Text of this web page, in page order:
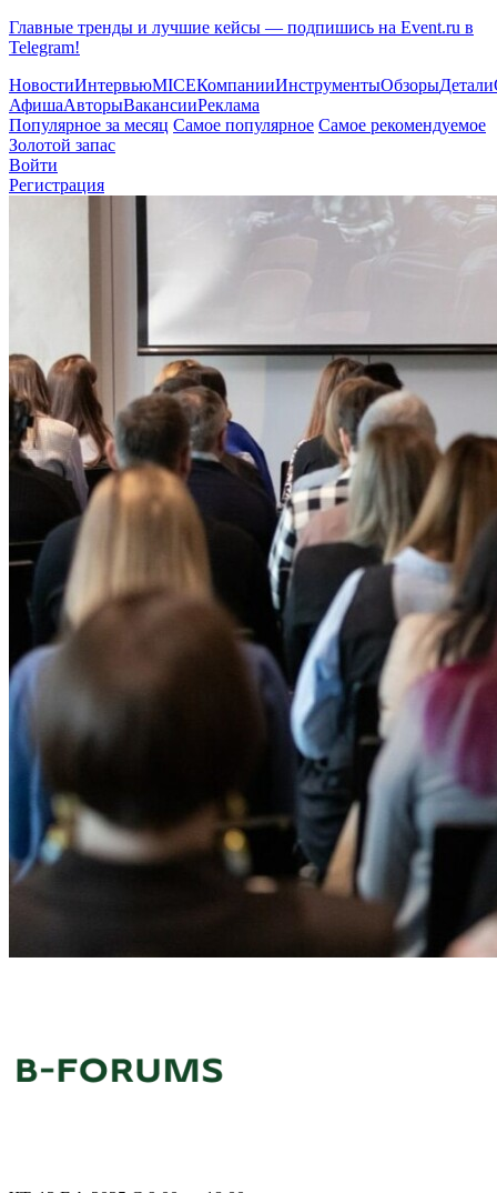
Главные тренды и лучшие кейсы — подпишись на Event.ru в
Telegram!
НовостиИнтервьюMICEКомпанииИнструментыОбзорыДетали
АфишаАвторыВакансииРеклама
Популярное за месяц Самое популярное Самое рекомендуемое
Золотой запас
Войти
Регистрация